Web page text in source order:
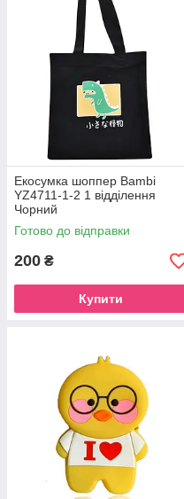
Екосумка шоппер Bambi
YZ4711-1-2 1 відділення
Чорний
Готово до відправки
200 ₴
Купити